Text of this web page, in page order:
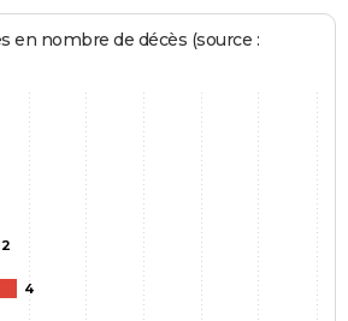
en nombre de décès (source :
2
4